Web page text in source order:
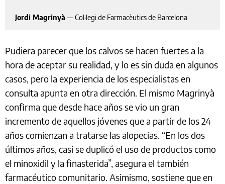
Jordi Magrinyà —Col·legi de Farmacèutics de Barcelona
Pudiera parecer que los calvos se hacen fuertes a la
hora de aceptar su realidad, y lo es sin duda en algunos
casos, pero la experiencia de los especialistas en
consulta apunta en otra dirección. El mismo Magrinyà
confirma que desde hace años se vio un gran
incremento de aquellos jóvenes que a partir de los 24
años comienzan a tratarse las alopecias. “En los dos
últimos años, casi se duplicó el uso de productos como
el minoxidil y la finasterida”, asegura el también
farmacéutico comunitario. Asimismo, sostiene que en